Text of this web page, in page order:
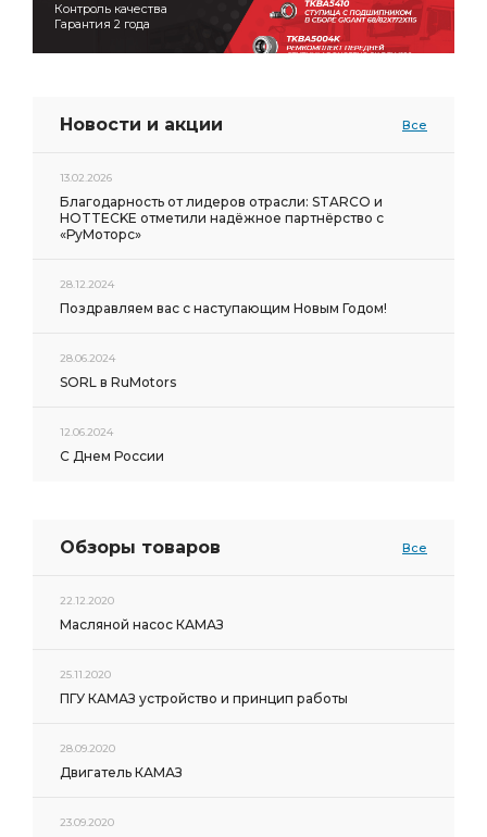
Контроль качества
Гарантия 2 года
Новости и акции Все
13.02.2026
Благодарность от лидеров отрасли: STARCO и
HOTTECKE отметили надёжное партнёрство с
«РуМоторс»
28.12.2024
Поздравляем вас с наступающим Новым Годом!
28.06.2024
SORL в RuMotors
12.06.2024
С Днем России
Обзоры товаров Все
22.12.2020
Масляной насос КАМАЗ
25.11.2020
ПГУ КАМАЗ устройство и принцип работы
28.09.2020
Двигатель КАМАЗ
23.09.2020